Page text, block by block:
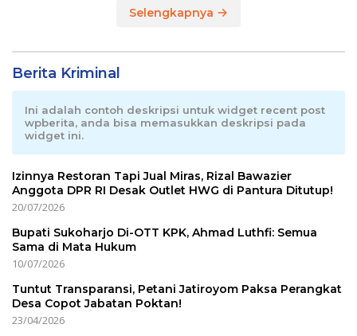
Selengkapnya
Berita Kriminal
Ini adalah contoh deskripsi untuk widget recent post
wpberita, anda bisa memasukkan deskripsi pada
widget ini.
Izinnya Restoran Tapi Jual Miras, Rizal Bawazier
Anggota DPR RI Desak Outlet HWG di Pantura Ditutup!
20/07/2026
Bupati Sukoharjo Di-OTT KPK, Ahmad Luthfi: Semua
Sama di Mata Hukum
10/07/2026
Tuntut Transparansi, Petani Jatiroyom Paksa Perangkat
Desa Copot Jabatan Poktan!
23/04/2026